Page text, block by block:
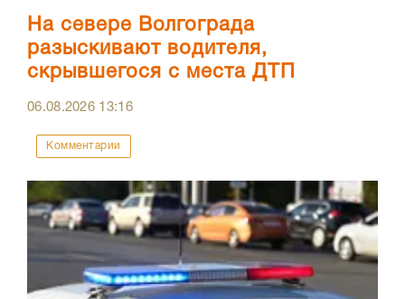
На севере Волгограда
разыскивают водителя,
скрывшегося с места ДТП
06.08.2026 13:16
Комментарии